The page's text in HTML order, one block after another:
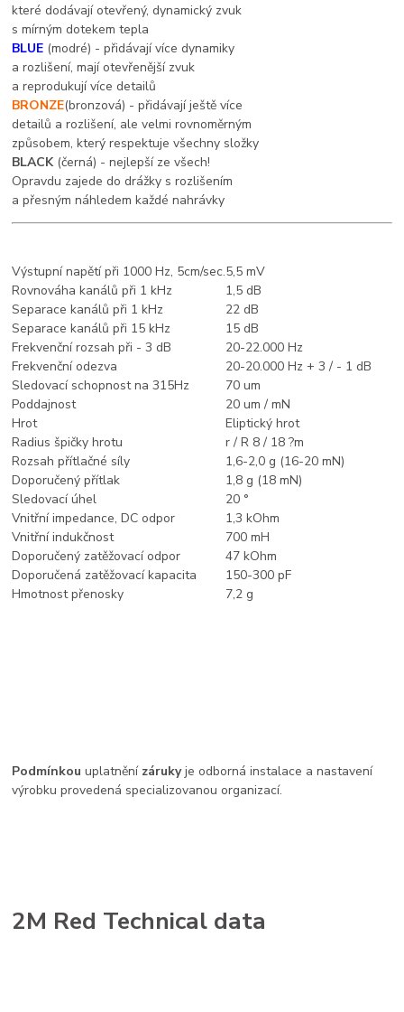
které dodávají otevřený, dynamický zvuk
s mírným dotekem tepla
BLUE (modré) - přidávají více dynamiky
a rozlišení, mají otevřenější zvuk
a reprodukují více detailů
BRONZE(bronzová) - přidávají ještě více
detailů a rozlišení, ale velmi rovnoměrným
způsobem, který respektuje všechny složky
BLACK(černá) - nejlepší ze všech!
Opravdu zajede do drážky s rozlišením
a přesným náhledem každé nahrávky
Výstupní napětí při 1000 Hz, 5cm/sec.5,5 mV
Rovnováha kanálů při 1 kHz
1,5 dB
Separace kanálů při 1 kHz
22 dB
Separace kanálů při 15 kHz
15 dB
Frekvenční rozsah při - 3 dB
20-22.000 Hz
Frekvenční odezva
20-20.000 Hz + 3 / - 1 dB
Sledovací schopnost na 315Hz
70 um
Poddajnost
20 um / mN
Hrot
Eliptický hrot
Radius špičky hrotu
r / R 8 / 18 ?m
Rozsah přítlačné síly
1,6-2,0 g (16-20 mN)
Doporučený přítlak
1,8 g (18 mN)
Sledovací úhel
20 °
Vnitřní impedance, DC odpor
1,3 kOhm
Vnitřní indukčnost
700 mH
Doporučený zatěžovací odpor
47 kOhm
Doporučená zatěžovací kapacita
150-300 pF
Hmotnost přenosky
7,2 g
Podmínkou uplatnění zárukyje odborná instalace a nastavení
výrobku provedená specializovanou organizací.
2M Red Technical data